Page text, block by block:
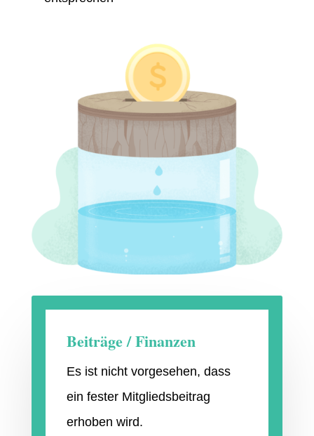
Beiträge / Finanzen
Es ist nicht vorgesehen, dass
ein fester Mitgliedsbeitrag
erhoben wird.